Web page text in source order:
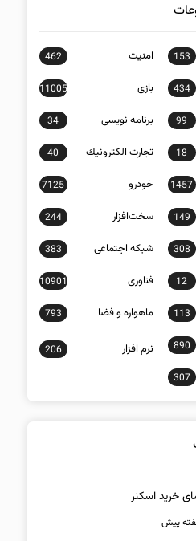
153 امنيت 462
434 بازی 11005
99 برنامه نويسی 34
18 تجارت الكترونيك 40
1457 خودرو 7125
149 سخت‌افزار 244
308 شبكه اجتماعی 383
12 فناوری 10901
113 ماهواره و فضا 793
890 نرم افزار 206
307
خرید اسکنر